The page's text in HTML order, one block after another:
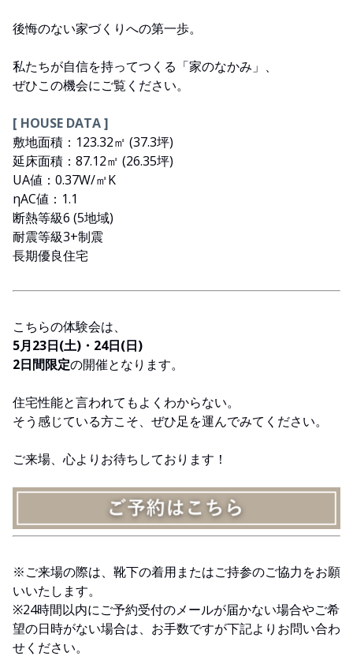
後悔のない家づくりへの第一歩。
私たちが自信を持ってつくる「家のなかみ」、
ぜひこの機会にご覧ください。
[ HOUSE DATA ]
敷地面積：123.32㎡ (37.3坪)
延床面積：87.12㎡ (26.35坪)
UA値：0.37W/㎡K
ηAC値：1.1
断熱等級6 (5地域)
耐震等級3+制震
長期優良住宅
こちらの体験会は、
5月23日(土)・24日(日)
2日間限定の開催となります。
住宅性能と言われてもよくわからない。
そう感じている方こそ、ぜひ足を運んでみてください。
ご来場、心よりお待ちしております！
※ご来場の際は、靴下の着用またはご持参のご協力をお願
いいたします。
※24時間以内にご予約受付のメールが届かない場合やご希
望の日時がない場合は、お手数ですが下記よりお問い合わ
せください。